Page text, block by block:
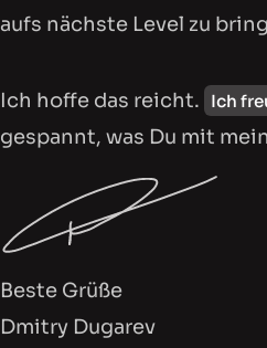
aufs nächste Level zu
Ich hoffe das reicht. Ich
gespannt, was Du mit
Beste Grüße
Dmitry Dugarev